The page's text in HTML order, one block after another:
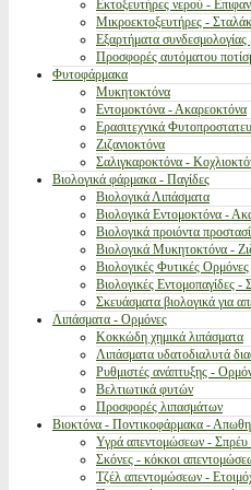
Εκτοξευτήρες νερού -
Μικροεκτοξευτήρες -
Εξαρτήματα συνδεσμολογίας
Προσφορές αυτόματου
Φυτοφάρμακα
Μυκητοκτόνα
Εντομοκτόνα - Ακαρεοκτόνα
Ερασιτεχνικά
Ζιζανιοκτόνα
Σαλιγκαροκτόνα -
Βιολογικά φάρμακα - Παγίδες
Βιολογικά Λιπάσματα
Βιολογικά Εντομοκτόνα -
Βιολογικά προιόντα
Βιολογικά Μυκητοκτόνα -
Βιολογικές Φυτικές Ορμόνες
Βιολογικές Εντομοπαγίδες
Σκευάσματα βιολογικά για
Λιπάσματα - Ορμόνες
Κοκκώδη χημικά λιπάσματα
Λιπάσματα υδατοδιαλυτά
Ρυθμιστές ανάπτυξης -
Βελτιωτικά φυτών
Προσφορές λιπασμάτων
Βιοκτόνα - Ποντικοφάρμακα -
Υγρά απεντομώσεων - Σπρέυ
Σκόνες - κόκκοι
Τζέλ απεντομώσεων -